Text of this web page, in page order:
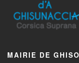
MAIRIE DE